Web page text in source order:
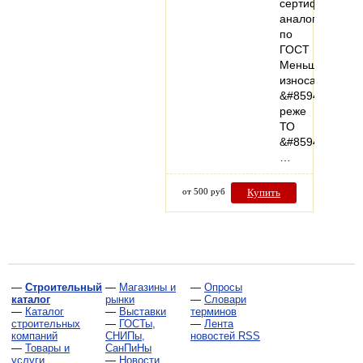
аналоги
по
ГОСТ
Меньше
износа
&#8594;
реже
ТО
&#8594;
от 500 руб Купить
— Строительный
каталог
— Каталог
строительных
компаний
— Товары и
услуги
— Магазины и
рынки
— Выставки
— ГОСТы,
СНИПы,
СанПиНы
— Новости
— Опросы
— Словари
терминов
— Лента
новостей RSS